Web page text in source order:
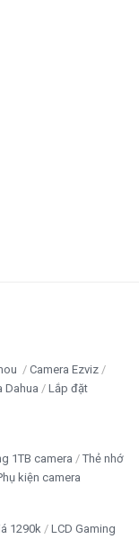
E5 v3/v4, Core
NVIDIA &
s, 1 x M.2 WIFI
3.0, 4 x USB
S/PDIF
Camera Ezviz
Dahua
Lắp đặt
1TB camera
Thẻ nhớ
kiện camera
1290k
LCD Gaming